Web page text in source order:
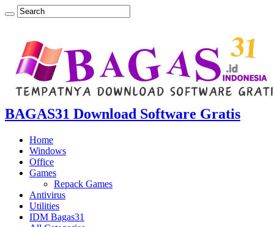
BAGAS31 Download Software Gratis
Home
Windows
Office
Games
Repack Games
Antivirus
Utilities
IDM Bagas31